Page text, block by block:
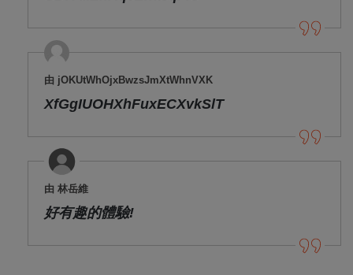
由 jOKUtWhOjxBwzsJmXtWhnVXK
XfGgIUOHXhFuxECXvkSlT
由 林岳維
好有趣的體驗!